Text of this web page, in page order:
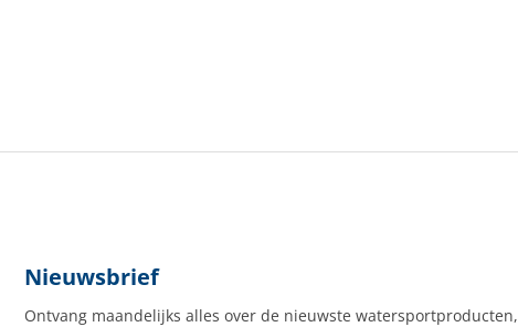
Nieuwsbrief
Ontvang maandelijks alles over de nieuwste watersportproducten,